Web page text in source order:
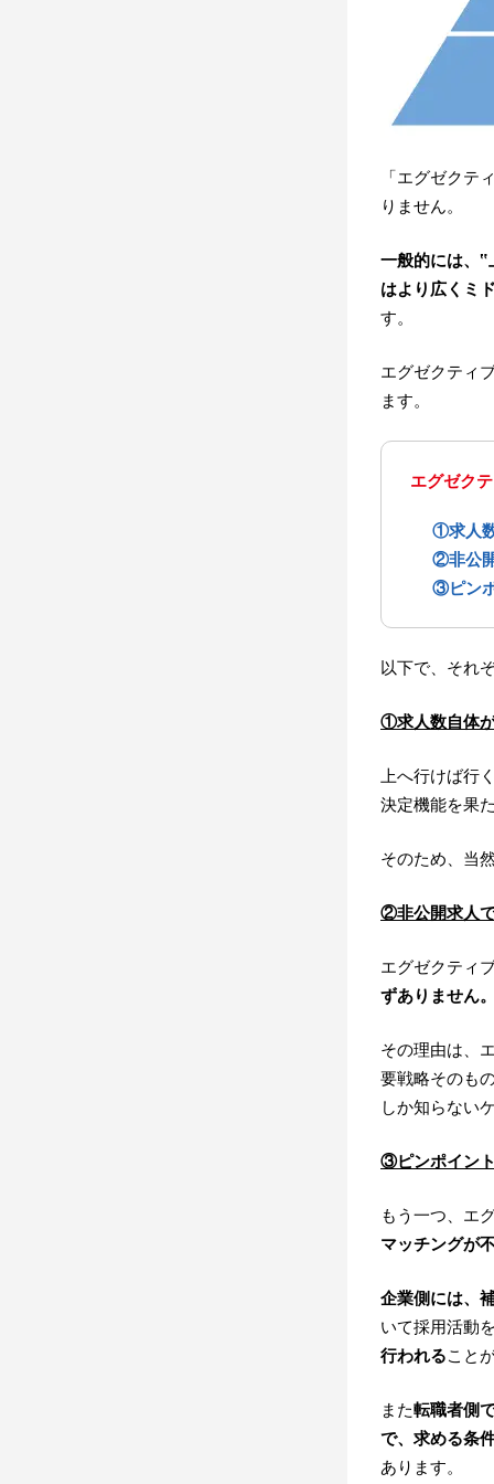
「エグゼクテ
りません。
一般的には、
はより広くミ
す。
エグゼクティ
ます。
エグゼク
①求人
②非公
③ピン
以下で、それ
①求人数自体
上へ行けば行
決定機能を果
そのため、当
②非公開求人
エグゼクティ
ずありません
その理由は、
要戦略そのも
しか知らない
③ピンポイン
もう一つ、エ
マッチングが
企業側には、
いて採用活動
行われること
また転職者側
で、求める条
あります。